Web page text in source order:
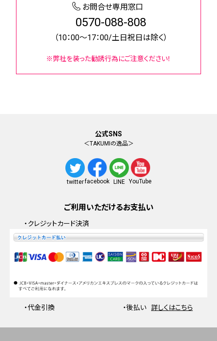
お問合せ専用窓口
0570-088-808
（10：00～17：00/土日祝日は除く）
※弊社を装った勧誘行為にご注意ください！
公式SNS
＜TAKUMIの逸品＞
twitterfacebook LINE YouTube
ご利用いただけるお支払い
・クレジットカード決済
・代金引換 ・後払い 詳しくはこちら